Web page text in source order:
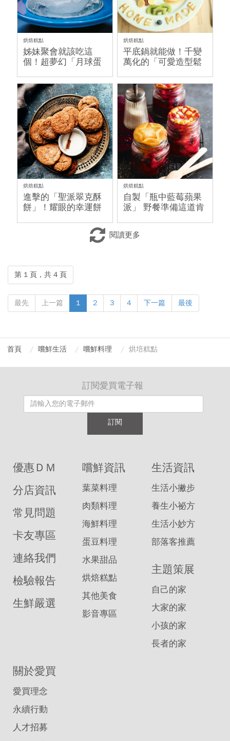
烘焙糕點
姊妹聚會就該吃這
個！超夢幻「月球蛋
烘焙糕點
平底鍋就能做！千變
萬化的「可愛造型鬆
烘焙糕點
進擊的「聖派翠克酥
餅」！耀眼的幸運餅
烘焙糕點
自製「瓶中藍莓蘋果
派」 野餐準備這道肯
閱讀更多
第 1 頁，共 4 頁
最先 上一篇 1 2 3 4 下一篇 最後
首頁 嚐鮮生活 嚐鮮料理 烘培糕點
訂閱愛買電子報
訂閱
優惠ＤＭ
分店資訊
常見問題
卡友專區
連絡我們
檢驗報告
生鮮嚴選
嚐鮮資訊
葉菜料理
肉類料理
海鮮料理
蛋豆料理
水果甜品
烘焙糕點
其他美食
影音專區
生活資訊
生活小撇步
養生小祕方
生活小妙方
部落客推薦
主題策展
自己的家
大家的家
小孩的家
長者的家
關於愛買
愛買理念
永續行動
人才招募